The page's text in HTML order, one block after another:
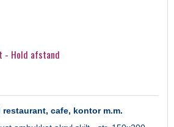
- Hold afstand
cafe, kontor m.m.